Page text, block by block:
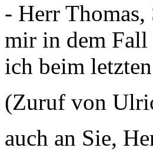
- Herr
mir in dem Fall
ich beim
(Zuruf von
auch an Sie,